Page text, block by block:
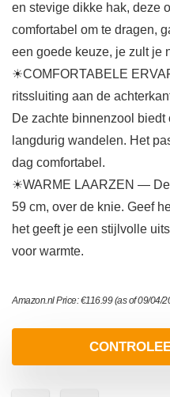
en stevige dikke hak, deze
comfortabel om te dragen,
een goede keuze, je zult je
☀COMFORTABELE
ritssluiting aan de
De zachte binnenzool
langdurig wandelen. Het
dag comfortabel.
☀WARME LAARZEN —
59 cm, over de knie. Geef
het geeft je een stijlvolle
voor warmte.
Amazon.nl Price:€116.99(as of 09/04/